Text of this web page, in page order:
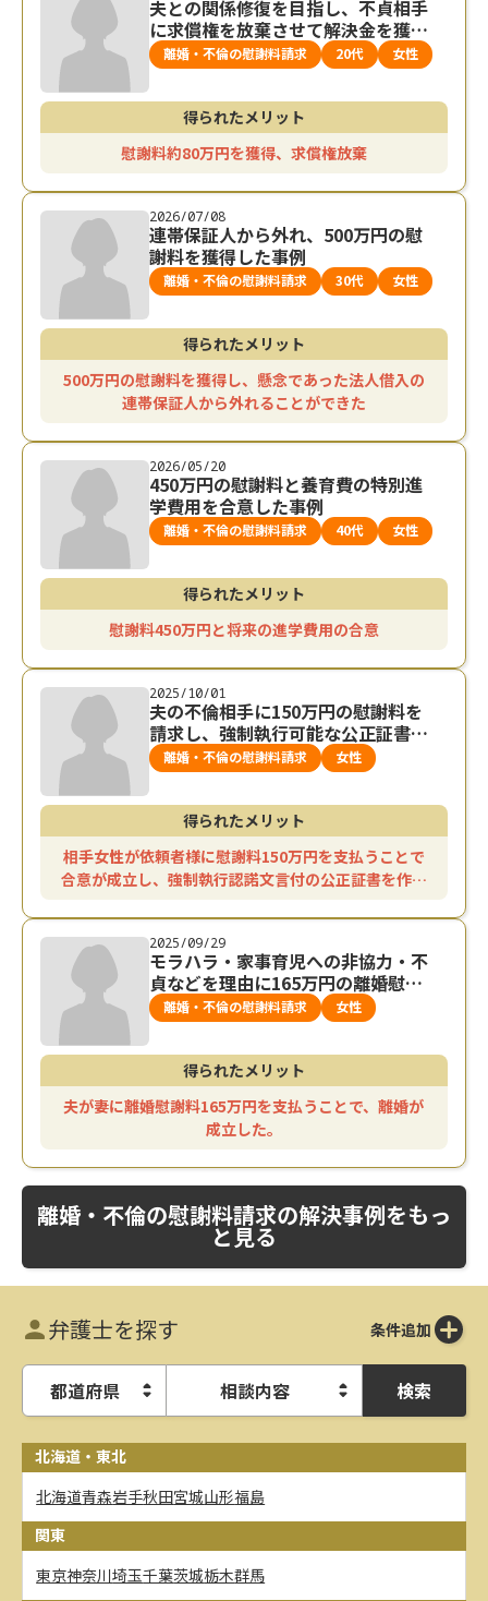
夫との関係修復を目指し、不貞相手
に求償権を放棄させて解決金を獲得
した事例
離婚・不倫の慰謝料請求 20代 女性
得られたメリット
慰謝料約80万円を獲得、求償権放棄
2026/07/08
連帯保証人から外れ、500万円の慰
謝料を獲得した事例
離婚・不倫の慰謝料請求 30代 女性
得られたメリット
500万円の慰謝料を獲得し、懸念であった法人借入の
連帯保証人から外れることができた
2026/05/20
450万円の慰謝料と養育費の特別進
学費用を合意した事例
離婚・不倫の慰謝料請求 40代 女性
得られたメリット
慰謝料450万円と将来の進学費用の合意
2025/10/01
夫の不倫相手に150万円の慰謝料を
請求し、強制執行可能な公正証書を
結んだ事例
離婚・不倫の慰謝料請求 女性
得られたメリット
相手女性が依頼者様に慰謝料150万円を支払うことで
合意が成立し、強制執行認諾文言付の公正証書を作成
した。
2025/09/29
モラハラ・家事育児への非協力・不
貞などを理由に165万円の離婚慰謝
料を獲得できた事例
離婚・不倫の慰謝料請求 女性
得られたメリット
夫が妻に離婚慰謝料165万円を支払うことで、離婚が
成立した。
離婚・不倫の慰謝料請求の解決事例をもっ
と見る
弁護士を探す 条件追加
都道府県 相談内容 検索
北海道・東北
北海道青森岩手秋田宮城山形福島
関東
東京神奈川埼玉千葉茨城栃木群馬